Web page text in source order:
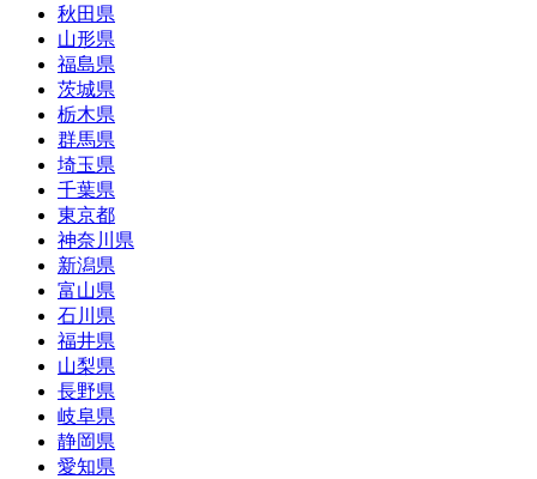
秋田県
山形県
福島県
茨城県
栃木県
群馬県
埼玉県
千葉県
東京都
神奈川県
新潟県
富山県
石川県
福井県
山梨県
長野県
岐阜県
静岡県
愛知県